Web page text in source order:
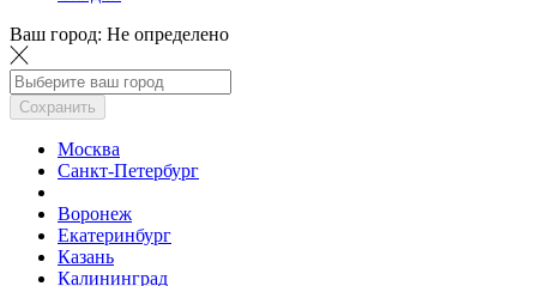
Ваш город: Не определено
Сохранить
Москва
Санкт-Петербург
Воронеж
Екатеринбург
Казань
Калининград